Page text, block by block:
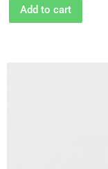
Add to cart